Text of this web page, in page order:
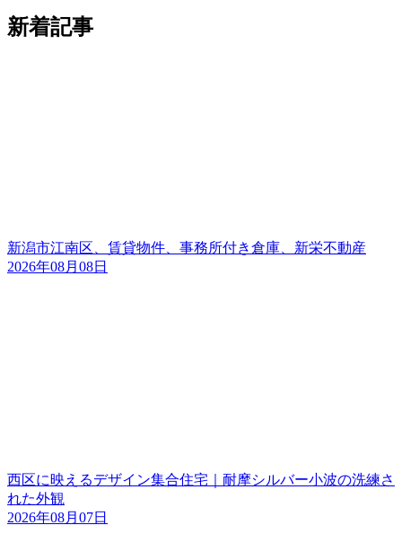
新着記事
新潟市江南区、賃貸物件、事務所付き倉庫、新栄不動産
2026年08月08日
西区に映えるデザイン集合住宅｜耐摩シルバー小波の洗練さ
れた外観
2026年08月07日